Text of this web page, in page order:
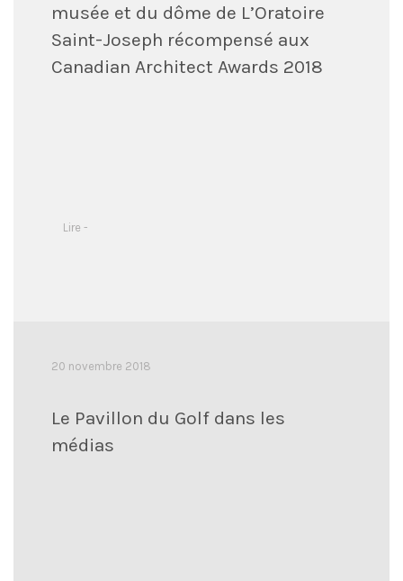
musée et du dôme de L’Oratoire
Saint-Joseph récompensé aux
Canadian Architect Awards 2018
Lire -
20 novembre 2018
Le Pavillon du Golf dans les
médias